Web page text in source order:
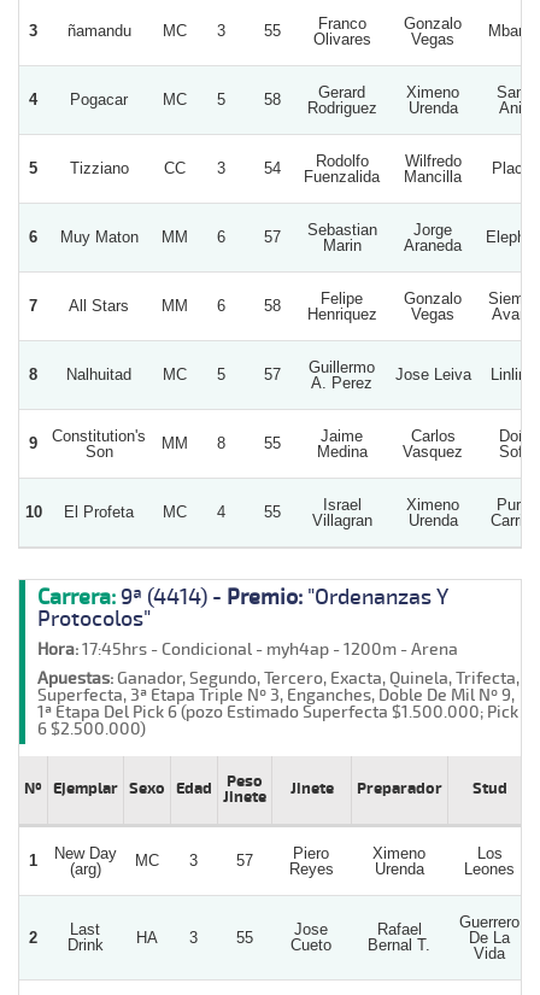
3 ñamandu MC 3 55
Franco
Olivares
Gonzalo
Vegas
4 Pogacar MC 5 58
Gerard
Rodriguez
Ximeno
Urenda
Santa
Anita
5 Tizziano CC 3 54
Rodolfo
Fuenzalida
Wilfredo
Mancilla
6 Muy Maton MM 6 57
Sebastian
Marin
Jorge
Araneda
7 All Stars MM 6 58
Felipe
Henriquez
Gonzalo
Vegas
Avante
8 Nalhuitad MC 5 57
Guillermo
A. Perez
Jose Leiva
9
Constitution's
Son
MM 8 55
Jaime
Medina
Carlos
Vasquez
Doña
Sofia
10 El Profeta MC 4 55
Israel
Villagran
Ximeno
Urenda
Puros
Carrera: 9ª (4414) - Premio: "Ordenanzas Y
Protocolos"
Hora:17:45hrs - Condicional - myh4ap - 1200m - Arena
Apuestas:Ganador, Segundo, Tercero, Exacta, Quinela, Trifecta,
Superfecta, 3ª Etapa Triple Nº 3, Enganches, Doble De Mil Nº 9,
1ª Etapa Del Pick 6 (pozo Estimado Superfecta $1.500.000; Pick
6 $2.500.000)
Nº Ejemplar Sexo Edad
Peso
Jinete
Jinete Preparador Stud
1
New Day
(arg)
MC 3 57
Piero
Reyes
Ximeno
Urenda
Los
Leones
2
Last
Drink
HA 3 55
Jose
Cueto
Rafael
Bernal T.
Guerrero
De La
Vida